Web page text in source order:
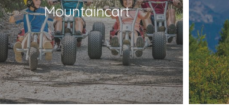
Mountaincart